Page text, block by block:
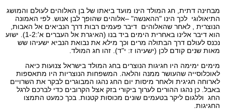
מבחינה דתית, חג המולד הינו מועד ביאתו של בן האלוהים לעולם והמושג
התיאולוגי לכך הינו "ההאנשה" –אלוהים שהופך לבן אנוש. לפי האמונה
הנוצרית , לאחר שהאלוהים דיבר פעמים רבות דרך הנביאים אל האבות,
הוא דיבר אלינו באחרית הימים ביד בנו (האיגרת אל העברים א':1-2). ישוע
נכנס לעולם דרך הבתולה מרים וכך מילא את נבואת הנביא ישעיהו שש
מאות שנים קודם לכן (ישעיהו ז: י"ד). זהו חג המולד.
מימים ימימה היו חגיגות הנוצרים בחג המולד בישראל צנועות כיאה
לאוכלוסייה שהעושר ממנה והלאה. המשפחות הנוצריות היו מתאספות
לארוחה חגיגית ולאחר מיסות יום החג נהגו המבוגרים לבקר את השרויים
באבל. כן נהגו ההורים לערוך ביקורי בזק אצל הקרובים כדי לברכם לרגל
החג וללגום ליקר בטעמים שונים מכוסות קטנות. בכך כמעט התמצו
החגיגות.